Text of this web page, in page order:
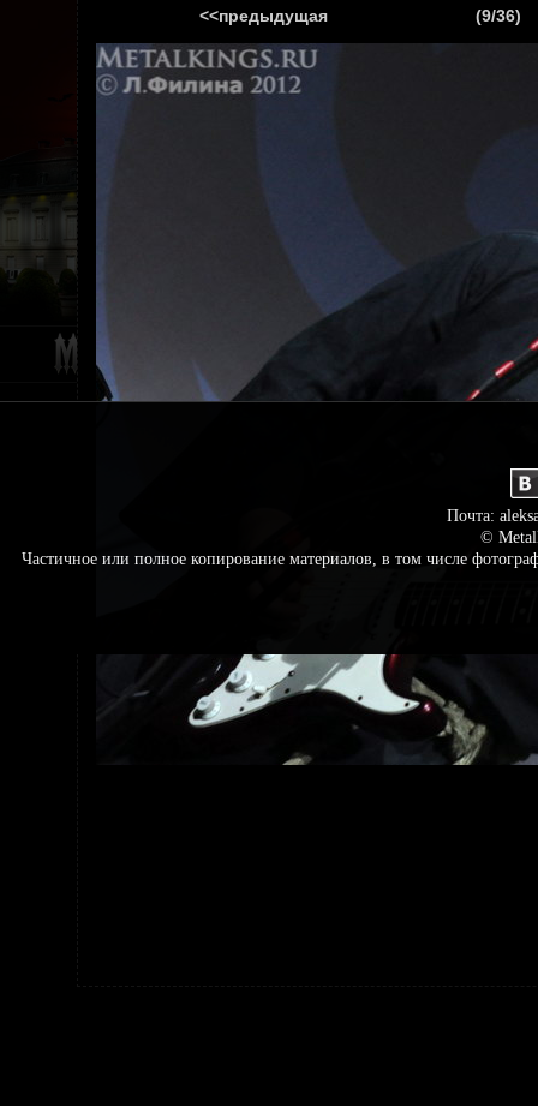
<<предыдущая (9/36)
Почта:
©
Частичное или полное копирование материалов, в том числе